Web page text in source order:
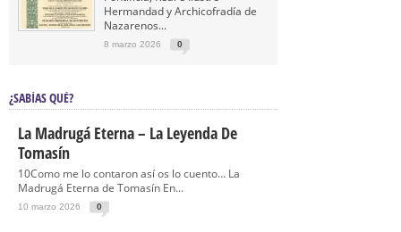
Hermandad y Archicofradía de
Nazarenos...
8 marzo 2026 0
¿SABÍAS QUÉ?
La Madrugá Eterna – La Leyenda De
Tomasín
10Como me lo contaron así os lo cuento… La
Madrugá Eterna de Tomasín En...
10 marzo 2026 0